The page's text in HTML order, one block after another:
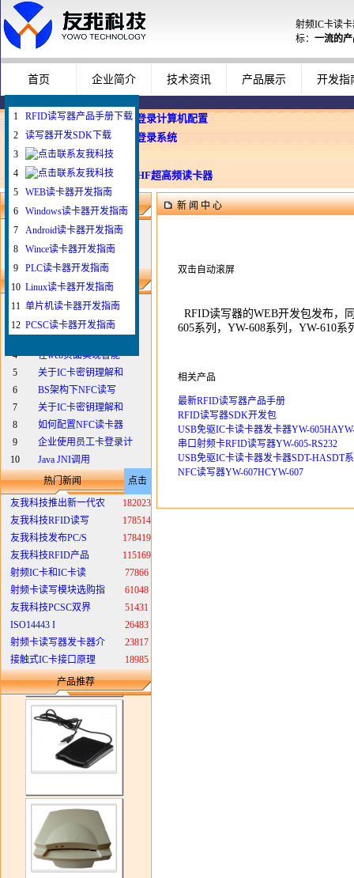
射频IC卡读
标： 一流的
首页 企业简介 技术资讯 产品展示 开发指
企业使用员工卡登录计算机配置
Windows智能卡登录系统
WEB与发卡器
WEB浏览器与UHF超高频读卡器
新闻搜索
最新新闻
1
如何给IC卡写自定义
2
如何配置刷卡登录电脑
3
插卡登录拔卡锁屏
4
在web页面实现智能
5
关于IC卡密钥理解和
6
BS架构下NFC读写
7
关于IC卡密钥理解和
8
如何配置NFC读卡器
9
企业使用员工卡登录计
10
Java JNI调用
热门新闻
点击
友我科技推出新一代农
182023
友我科技RFID读写
178514
友我科技发布PC/S
178419
友我科技RFID产品
115169
射频IC卡和IC卡读
77866
射频卡读写模块选购指
61048
友我科技PCSC双界
51431
ISO14443 I
26483
射频卡读写器发卡器介
23817
接触式IC卡接口原理
18985
产品推荐
新 闻 中 心
双击自动滚屏
RFID读写器的WEB开发包发布，
605系列，YW-608系列，YW-610
相关产品
最新RFID读写器产品手册
RFID读写器SDK开发包
USB免驱IC卡读卡器发卡器YW-
串口射频卡RFID读写器YW-605-RS232
USB免驱IC卡读卡器发卡器SDT-HASDT
NFC读写器YW-607HCYW-607
1
RFID读写器产品手册下载
2
读写器开发SDK下载
3
4
5
WEB读卡器开发指南
6
Windows读卡器开发指南
7
Android读卡器开发指南
8
Wince读卡器开发指南
9
PLC读卡器开发指南
10 Linux读卡器开发指南
11 单片机读卡器开发指南
12 PCSC读卡器开发指南